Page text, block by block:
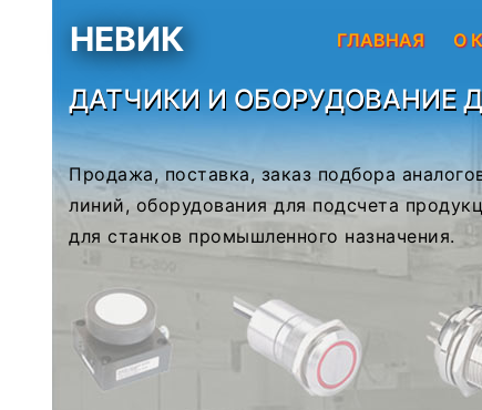
НЕВИК ГЛАВНАЯ О
ДАТЧИКИ И ОБОРУДОВАНИЕ
Продажа, поставка, заказ подбора
линий, оборудования для подсчета
для станков промышленного назначения.